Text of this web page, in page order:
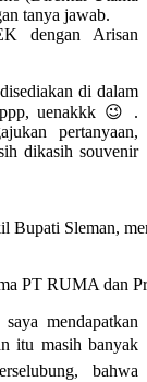
tanya jawab.
dengan Arisan
di dalam
uenakkk 😉 .
pertanyaan,
dikasih souvenir
Sleman,
PT RUMA dan
mendapatkan
itu masih banyak
bahwa